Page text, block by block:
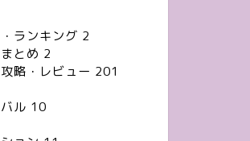
ランキング 2
とめ 2
略・レビュー 201
ル 10